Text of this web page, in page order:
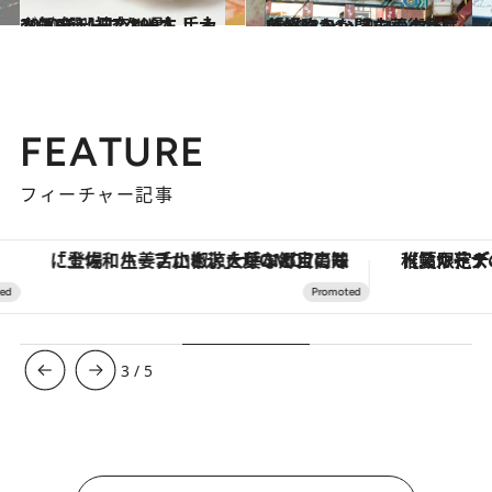
2021.1.8
2020年【神奈川県】手みやげ3選 1日2,800本！ 大人気のチーズケーキ
グルメ 2021.3.21
色鮮やかな門をくぐれば「好吃！」 ヨコハマ 5 hours Trip【中華街篇】
旅＆お出かけ
FEATURE
フィーチャー記事
「土佐和ハーブかき氷」がOMO7高知に登場！生姜、山椒、大葉など目にも舌にも涼を呼ぶ郷土の味 【夏限定ディナーコース】旬を
3 / 5